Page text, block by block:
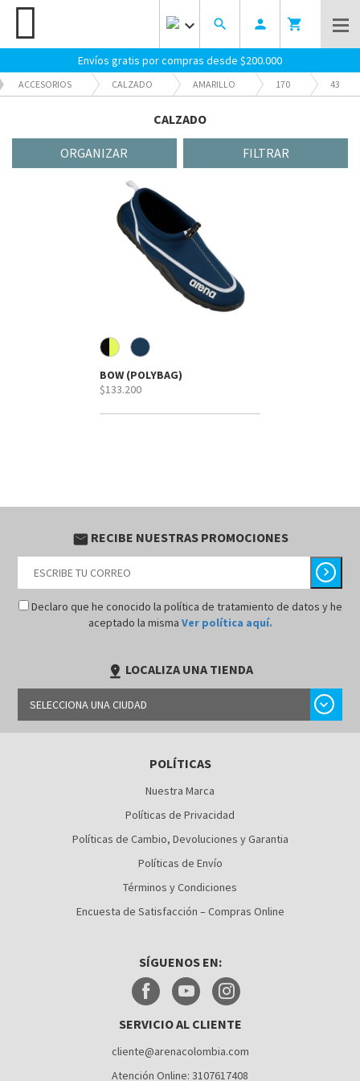
keyboard_arrow_down search person shopping_cart
Envíos gratis por compras desde $200.000
ACCESORIOS CALZADO AMARILLO 170
43
CALZADO
FILTRAR
ORGANIZAR
BOW (POLYBAG)
$133.200
email RECIBE NUESTRAS PROMOCIONES
chevron_right
Declaro que he conocido la política de tratamiento de datos y he
aceptado la misma Ver política aquí.
pin_drop LOCALIZA UNA TIENDA
SELECCIONA UNA CIUDAD chevron_right
BARRANQUILLA
POLÍTICAS
Nuestra Marca
Políticas de Privacidad
Políticas de Cambio, Devoluciones y Garantia
Políticas de Envío
Términos y Condiciones
Encuesta de Satisfacción – Compras Online
SÍGUENOS EN:
SERVICIO AL CLIENTE
cliente@arenacolombia.com
Atención Online: 3107617408